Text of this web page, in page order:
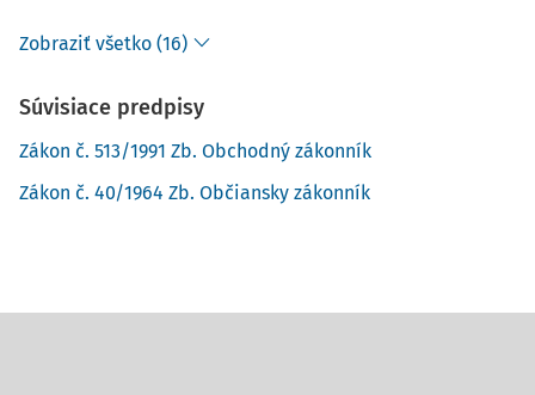
Zobraziť všetko (16)
Súvisiace predpisy
Zákon č. 513/1991 Zb. Obchodný zákonník
Zákon č. 40/1964 Zb. Občiansky zákonník